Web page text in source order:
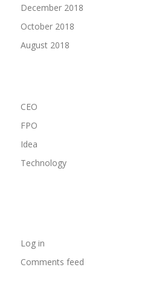
December 2018
October 2018
August 2018
CEO
FPO
Idea
Technology
Log in
Comments feed